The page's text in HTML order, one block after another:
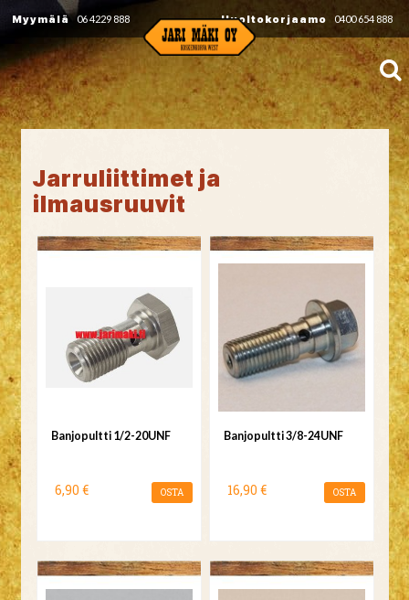
Myymälä 06 4229 888 Huoltokorjaamo 0400 654 888
Jarruliittimet ja
ilmausruuvit
Banjopultti 1/2-20UNF
6,90 € OSTA
Banjopultti 3/8-24UNF
16,90 € OSTA